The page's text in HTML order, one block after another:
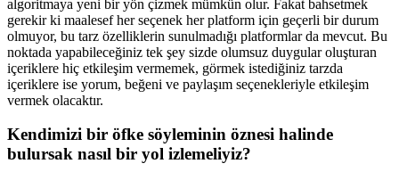
algoritmaya yeni bir yön çizmek mümkün olur. Fakat bahsetmek
gerekir ki maalesef her seçenek her platform için geçerli bir durum
olmuyor, bu tarz özelliklerin sunulmadığı platformlar da mevcut. Bu
noktada yapabileceğiniz tek şey sizde olumsuz duygular oluşturan
içeriklere hiç etkileşim vermemek, görmek istediğiniz tarzda
içeriklere ise yorum, beğeni ve paylaşım seçenekleriyle etkileşim
vermek olacaktır.
Kendimizi bir öfke söyleminin öznesi halinde
bulursak nasıl bir yol izlemeliyiz?